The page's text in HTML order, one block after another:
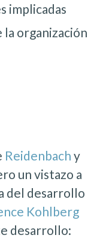
implicadas
organización
Reidenbach y
un vistazo a
del desarrollo
Kohlberg
desarrollo: